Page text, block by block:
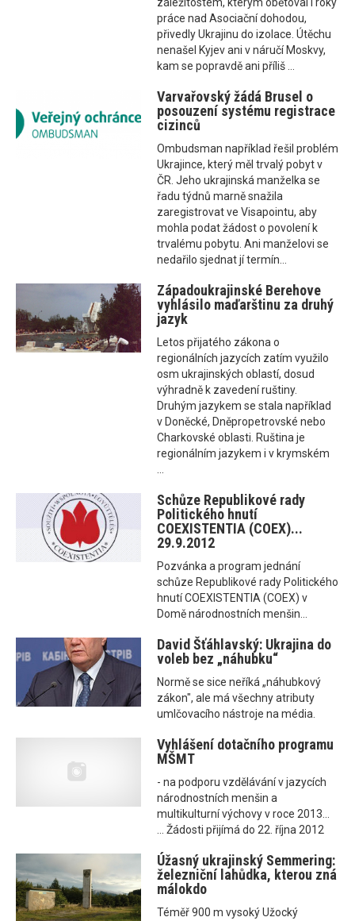
záležitostem, kterým obětoval i roky
práce nad Asociační dohodou,
přivedly Ukrajinu do izolace. Útěchu
nenašel Kyjev ani v náručí Moskvy,
kam se popravdě ani příliš ...
Varvařovský žádá Brusel o
posouzení systému registrace
cizinců
Ombudsman například řešil problém
Ukrajince, který měl trvalý pobyt v
ČR. Jeho ukrajinská manželka se
řadu týdnů marně snažila
zaregistrovat ve Visapointu, aby
mohla podat žádost o povolení k
trvalému pobytu. Ani manželovi se
nedařilo sjednat jí termín...
Západoukrajinské Berehove
vyhlásilo maďarštinu za druhý
jazyk
Letos přijatého zákona o
regionálních jazycích zatím využilo
osm ukrajinských oblastí, dosud
výhradně k zavedení ruštiny.
Druhým jazykem se stala například
v Doněcké, Dněpropetrovské nebo
Charkovské oblasti. Ruština je
regionálním jazykem i v krymském
...
Schůze Republikové rady
Politického hnutí
COEXISTENTIA (COEX)...
29.9.2012
Pozvánka a program jednání
schůze Republikové rady Politického
hnutí COEXISTENTIA (COEX) v
Domě národnostních menšin...
David Šťáhlavský: Ukrajina do
voleb bez „náhubku“
Normě se sice neříká „náhubkový
zákon", ale má všechny atributy
umlčovacího nástroje na média.
Vyhlášení dotačního programu
MŠMT
- na podporu vzdělávání v jazycích
národnostních menšin a
multikulturní výchovy v roce 2013...
... Žádosti přijímá do 22. října 2012
Úžasný ukrajinský Semmering:
železniční lahůdka, kterou zná
málokdo
Téměř 900 m vysoký Užocký